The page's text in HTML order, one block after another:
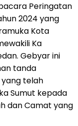
Peringatan
2024 yang
Kota
Ka
Gebyar ini
tanda
telah
Sumut kepada
dan Camat yang